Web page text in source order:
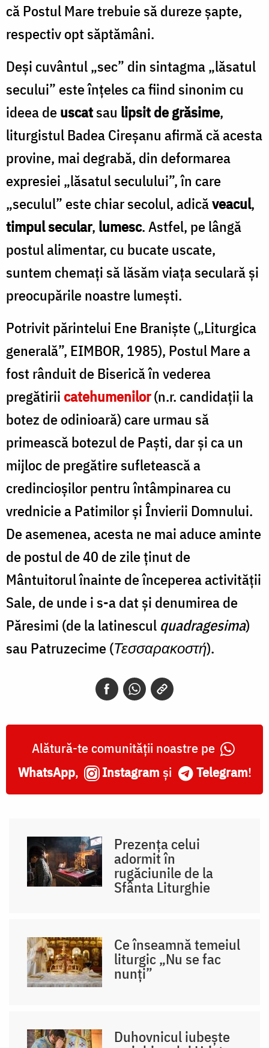
că Postul Mare trebuie să dureze şapte,
respectiv opt săptămâni.
Deși cuvântul „sec” din sintagma „lăsatul
secului” este înțeles ca fiind sinonim cu
ideea deuscatsau lipsit de grăsime,
liturgistul Badea Cireșanu afirmă că acesta
provine, mai degrabă, din deformarea
expresiei „lăsatul seculului”, în care
„seculul” este chiar secolul, adicăveacul,
timpul secular, lumesc. Astfel, pe lângă
postul alimentar, cu bucate uscate,
suntem chemați să lăsăm viața seculară și
preocupările noastre lumești.
Potrivit părintelui Ene Braniște („Liturgica
generală”, EIMBOR, 1985), Postul Mare a
fost rânduit de Biserică în vederea
pregătiriicatehumenilor(n.r. candidații la
botez de odinioară) care urmau să
primească botezul de Paști, dar și ca un
mijloc de pregătire sufletească a
credincioşilor pentru întâmpinarea cu
vrednicie a Patimilor și Învierii Domnului.
De asemenea, acesta ne mai aduce aminte
de postul de 40 de zile ţinut de
Mântuitorul înainte de începerea activităţii
Sale, de unde i s-a dat şi denumirea de
Păresimi (de la latinescul quadragesima)
sau Patruzecime (Τεσσαρακοστή).
Alătură-te comunității noastre pe
WhatsApp, Instagram și Telegram!
Prezența celui
adormit în
rugăciunile de la
Sfânta Liturghie
Ce înseamnă temeiul
liturgic „Nu se fac
nunți”
Duhovnicul iubește